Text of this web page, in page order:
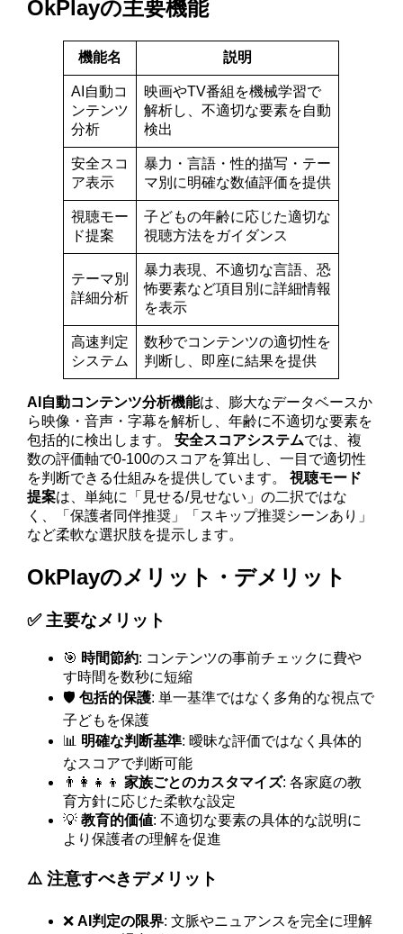
OkPlayの主要機能
機能名 説明
AI自動コ
ンテンツ
分析
映画やTV番組を機械学習で
解析し、不適切な要素を自動
検出
安全スコ
ア表示
暴力・言語・性的描写・テー
マ別に明確な数値評価を提供
視聴モー
ド提案
子どもの年齢に応じた適切な
視聴方法をガイダンス
テーマ別
詳細分析
暴力表現、不適切な言語、恐
怖要素など項目別に詳細情報
を表示
高速判定
システム
数秒でコンテンツの適切性を
判断し、即座に結果を提供
AI自動コンテンツ分析機能は、膨大なデータベースか
ら映像・音声・字幕を解析し、年齢に不適切な要素を
包括的に検出します。安全スコアシステムでは、複
数の評価軸で0-100のスコアを算出し、一目で適切性
を判断できる仕組みを提供しています。視聴モード
提案は、単純に「見せる/見せない」の二択ではな
く、「保護者同伴推奨」「スキップ推奨シーンあり」
など柔軟な選択肢を提示します。
OkPlayのメリット・デメリット
✅ 主要なメリット
🎯 時間節約: コンテンツの事前チェックに費や
す時間を数秒に短縮
🛡️包括的保護: 単一基準ではなく多角的な視点で
子どもを保護
📊 明確な判断基準: 曖昧な評価ではなく具体的
なスコアで判断可能
👨‍👩‍👧‍👦家族ごとのカスタマイズ: 各家庭の教
育方針に応じた柔軟な設定
💡教育的価値: 不適切な要素の具体的な説明に
より保護者の理解を促進
⚠️ 注意すべきデメリット
❌AI判定の限界: 文脈やニュアンスを完全に理解